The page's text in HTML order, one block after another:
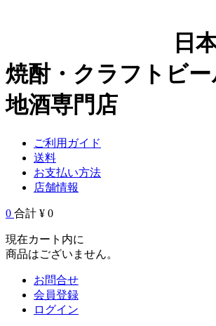
日
焼酎・クラフトビ
地酒専門店
ご利用ガイド
送料
お支払い方法
店舗情報
0 合計 ¥ 0
現在カート内に
商品はございません。
お問合せ
会員登録
ログイン